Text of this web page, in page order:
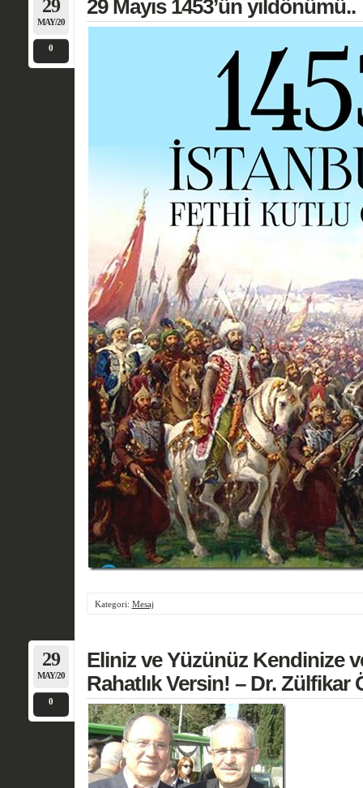
29
MAY/20
0
29 Mayıs 1453’ün yıldönümü..
Kategori: Mesaj
29
MAY/20
0
Eliniz ve Yüzünüz Kendinize
Rahatlık Versin! – Dr. Zülfikar